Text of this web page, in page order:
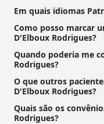
Em quais idiomas
Como posso marcar
D'Elboux Rodrigues?
Quando poderia me
Rodrigues?
O que outros
D'Elboux Rodrigues?
Quais são os
Rodrigues?